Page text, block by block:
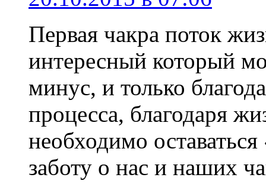
Первая чакра поток
интересный который
минус, и только
процесса, благодаря
необходимо
заботу о нас и наших